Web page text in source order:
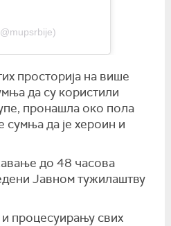
просторија на више
да су користили
, пронашла око пола
сумња да је хероин и
до 48 часова
Јавном тужилаштву
процесуирању свих